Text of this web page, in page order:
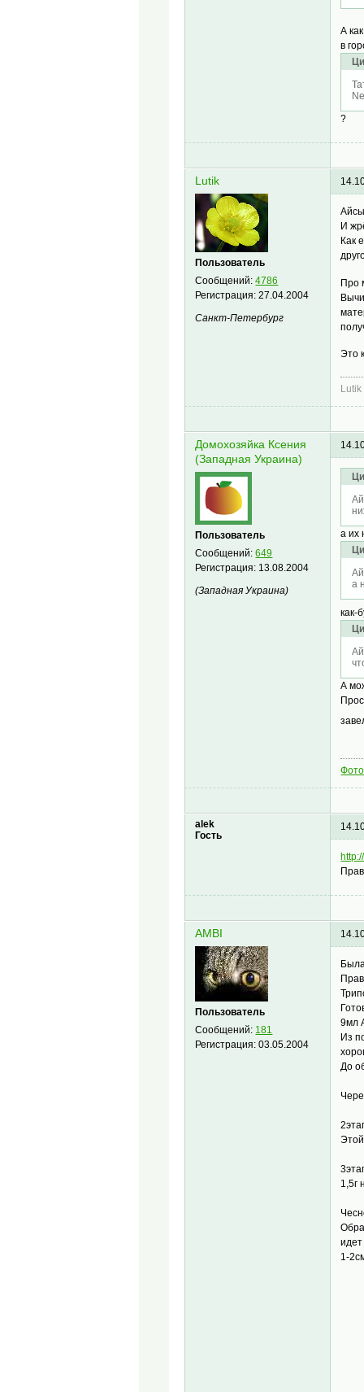
А
в
?
Lutik
Пользователь
Сообщений:4786
Регистрация:27.04.2004
Санкт-Петербург
И
Как
Про
Это
Lutik
Домохозяйка Ксения
(Западная Украина)
Пользователь
Сообщений:649
Регистрация: 13.08.2004
(Западная Украина)
а их
а
как-
А
alek
Гость
AMBI
Пользователь
Сообщений: 181
Регистрация:03.05.2004
9мл
Из
До
1,5г
1-